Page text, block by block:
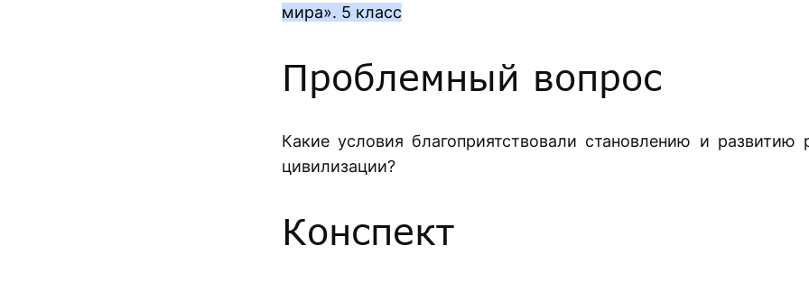
мира». 5 класс
Проблемный вопрос
Какие условия благоприятствовали становлению и развитию
цивилизации?
Конспект